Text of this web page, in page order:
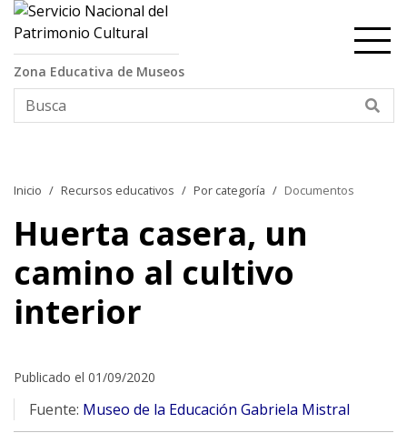
Contenido principal
Zona Educativa de Museos
Inicio Recursos educativos Por categoría Documentos
Huerta casera, un
camino al cultivo
interior
Publicado el 01/09/2020
Fuente: Museo de la Educación Gabriela Mistral